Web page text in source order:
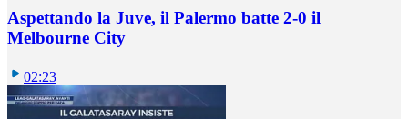
Aspettando la Juve, il Palermo batte 2-0 il
Melbourne City
02:23